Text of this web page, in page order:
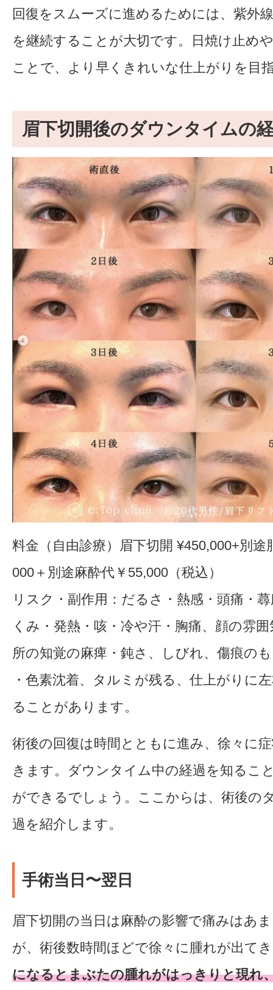
回復をスムーズに進めるためには、紫外
を継続することが大切です。日焼け止め
ことで、より早くきれいな仕上がりを目
眉下切開後のダウンタイムの
料金（自由診療）眉下切開 ¥450,000+別途
000＋別途麻酔代￥55,000（税込）
リスク・副作用：だるさ・熱感・頭痛・
くみ・発熱・咳・冷や汗・胸痛、顔の雰
所の知覚の麻痺・鈍さ、しびれ、傷痕の
・色素沈着、タルミが残る、仕上がりに
ることがあります。
術後の回復は時間とともに進み、徐々に
きます。ダウンタイム中の経過を知るこ
ができるでしょう。ここからは、術後の
過を紹介します。
手術当日〜翌日
眉下切開の当日は麻酔の影響で痛みはあ
が、術後数時間ほどで徐々に腫れが出て
になるとまぶたの腫れがはっきりと現れ